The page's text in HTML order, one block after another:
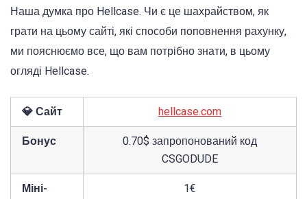
Наша думка про Hellcase. Чи є це шахрайством, як
грати на цьому сайті, які способи поповнення рахунку,
ми пояснюємо все, що вам потрібно знати, в цьому
огляді Hellcase.
💎 Сайт hellcase.com
Бонус
0.70$ запропонований код
CSGODUDE
Міні-
1€